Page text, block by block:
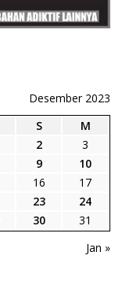
Desember 2023
S
M
2
3
9
10
16
17
23
24
30
31
Jan »